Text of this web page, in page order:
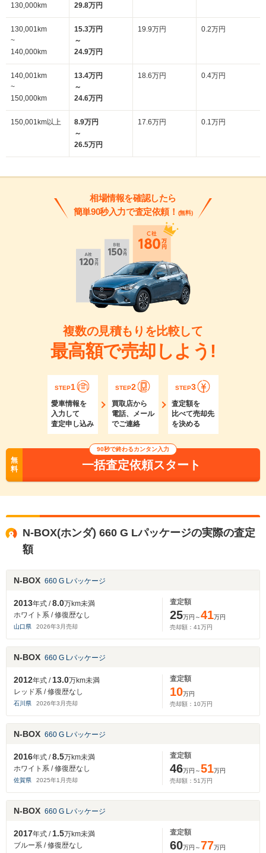
130,000km 29.8万円
130,001km
~
140,000km
15.3万円
～
24.9万円
19.9万円 0.2万円
140,001km
~
150,000km
13.4万円
～
24.6万円
18.6万円 0.4万円
150,001km以上
8.9万円
～
26.5万円
17.6万円 0.1万円
相場情報を確認したら
簡単90秒入力で査定依頼！ (無料)
複数の見積もりを比較して
最高額で売却しよう!
STEP1
愛車情報を
入力して
査定申し込み
STEP2
買取店から
電話、メール
でご連絡
STEP3
査定額を
比べて売却先
を決める
無
料
90秒で終わるカンタン入力
一括査定依頼スタート
N-BOX(ホンダ) 660 G Lパッケージの実際の査定
額
N-BOX 660 G Lパッケージ
2013年式 /8.0万km未満
ホワイト系 / 修復歴なし
山口県 2026年3 月売却
査定額
25万円～41万円
売却額： 41万円
N-BOX 660 G Lパッケージ
2012年式 /13.0万km未満
レッド系 / 修復歴なし
石川県 2026年3 月売却
査定額
10万円
売却額： 10万円
N-BOX 660 G Lパッケージ
2016年式 /8.5万km未満
ホワイト系 / 修復歴なし
佐賀県 2025年1 月売却
査定額
46万円～51万円
売却額： 51万円
N-BOX 660 G Lパッケージ
2017年式 /1.5万km未満
ブルー系 / 修復歴なし
査定額
60万円～77万円